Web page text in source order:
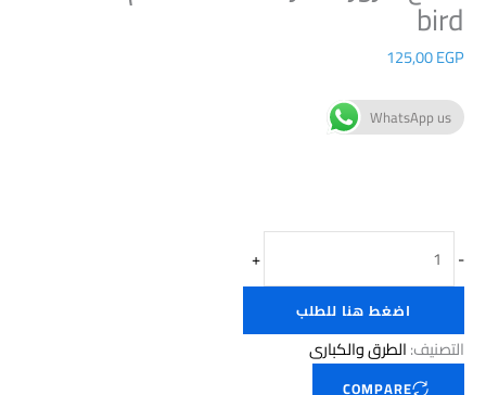
bird
125,00EGP
WhatsApp us
-
+
اضغط هنا للطلب
التصنيف:الطرق والكبارى
COMPARE